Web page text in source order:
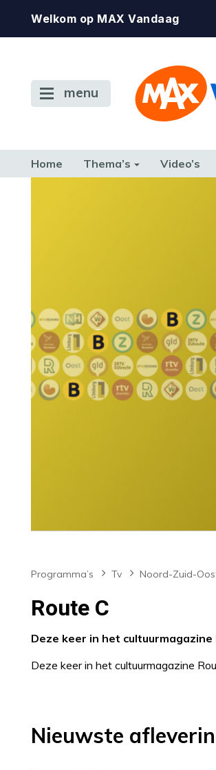
Welkom op MAX Vandaag
menu
Home Thema’s Video’s
Programma’s Tv
Route C
Deze keer in het
Deze keer in het cultuurmagazine
Nieuwste